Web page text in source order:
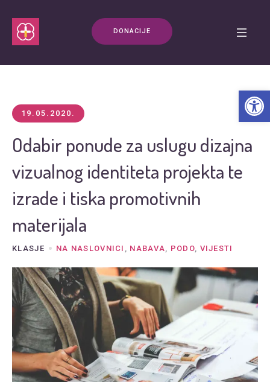
DONACIJE
19.05.2020.
Odabir ponude za uslugu dizajna
vizualnog identiteta projekta te
izrade i tiska promotivnih
materijala
KLASJE NA NASLOVNICI , NABAVA, PODO, VIJESTI